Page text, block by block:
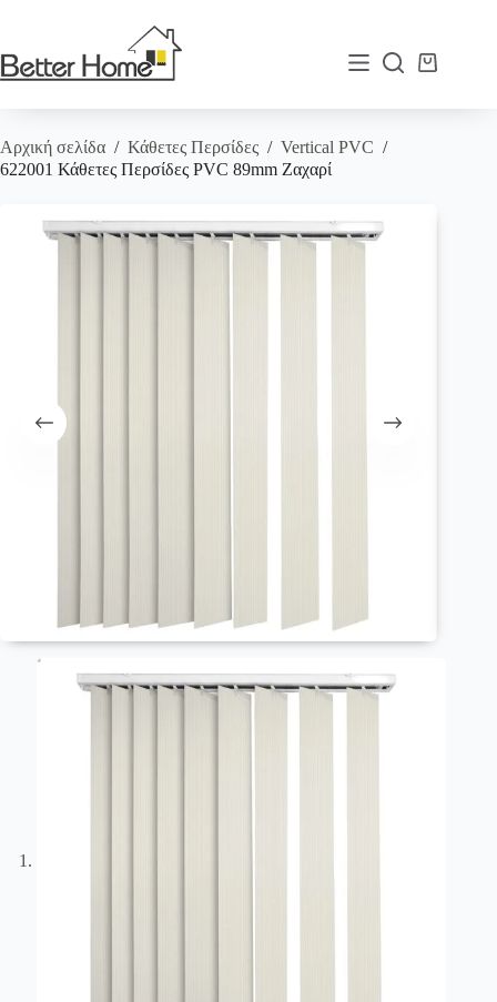
Καλάθι
Αρχική σελίδα / Κάθετες Περσίδες / Vertical PVC /
622001 Κάθετες Περσίδες PVC 89mm Ζαχαρί